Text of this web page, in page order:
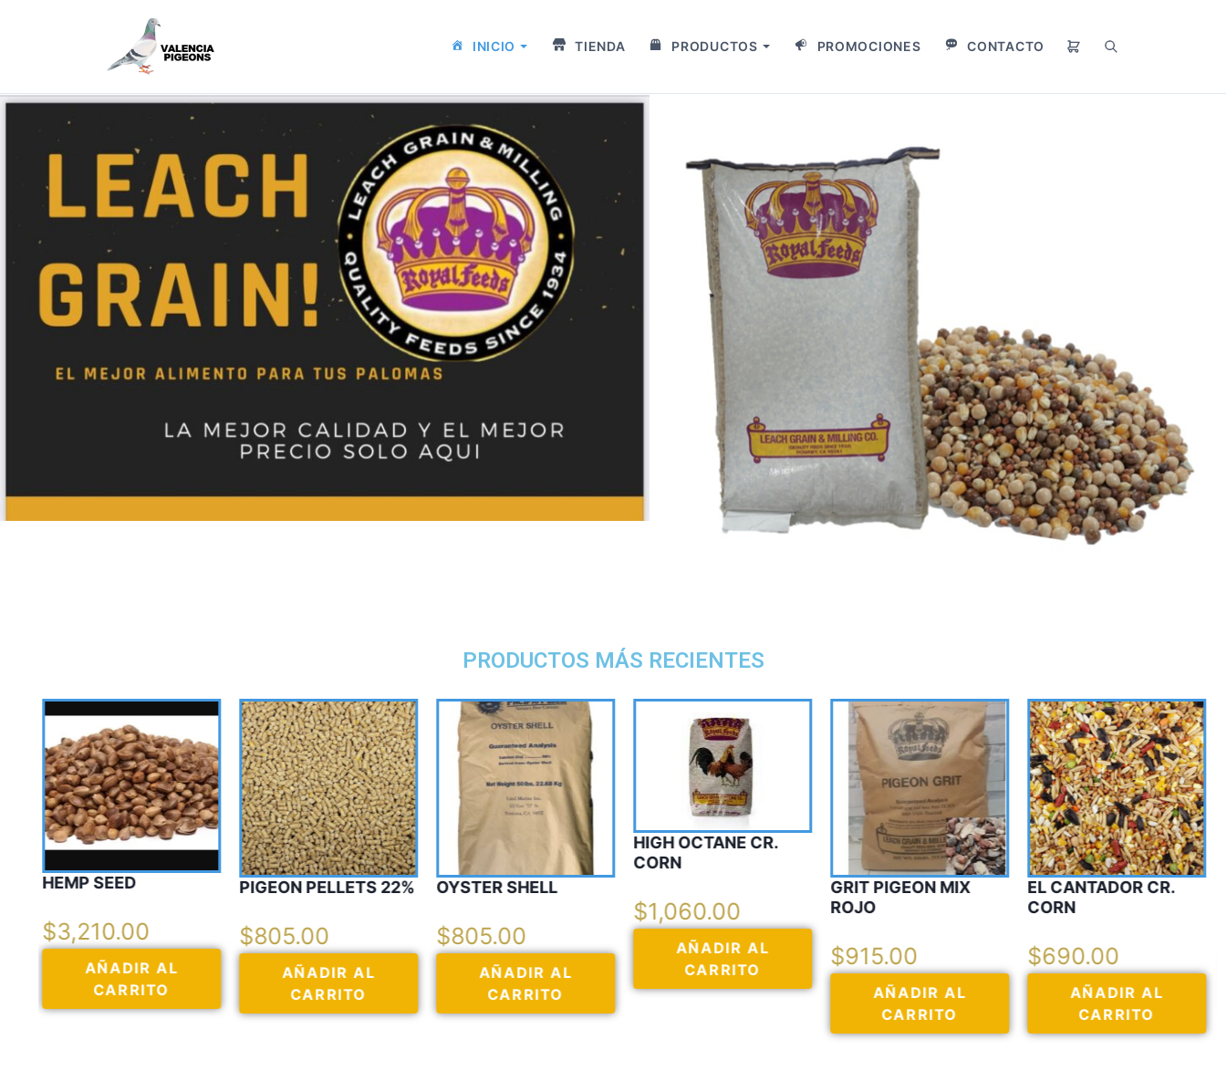
INICIO TIENDA PRODUCTOS PROMOCIONES CONTACTO
PRODUCTOS MÁS RECIENTES
PIGEON PELLETS 22%
$805.00
AÑADIR AL
CARRITO
OYSTER SHELL
$805.00
AÑADIR AL
CARRITO
HIGH OCTANE CR.
CORN
AÑADIR AL
CARRITO
ROJO
915.00
AÑADIR AL
EL CANTADOR CR.
CORN
$690.00
AÑADIR AL
CARRITO
GRIT BLANCO
AÑADIR AL
CARRITO